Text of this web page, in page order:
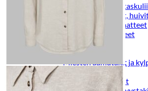
Solmiot, rusetit ja
Miesten päähineet,
Miesten yöasut ja alusvaatteet
Miesten alusvaatteet
Miesten sukat
Miesten yöasut
Miesten aamutakit ja
Miesten takit
Miesten nahkatakit